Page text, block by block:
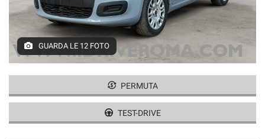
GUARDA LE 12 FOTO
PERMUTA
TEST-DRIVE
tracciamento
che
adottiamo
per
offrire
le
funzionalità
svolgere
attività